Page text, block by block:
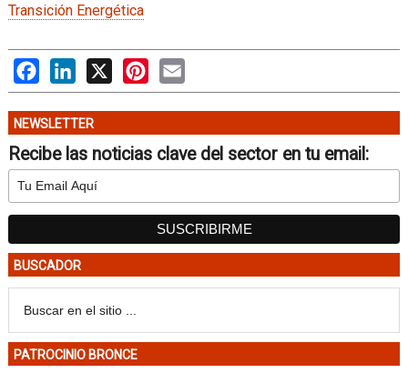
Transición Energética
FacebookLinkedIn
X PinterestEmail
NEWSLETTER
Recibe las noticias clave del sector en tu email:
BUSCADOR
PATROCINIO BRONCE